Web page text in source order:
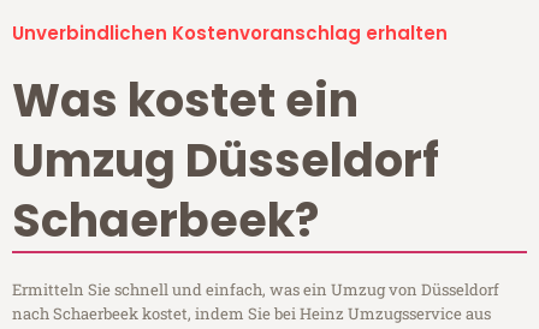
Unverbindlichen Kostenvoranschlag erhalten
Was kostet ein
Umzug Düsseldorf
Schaerbeek?
Ermitteln Sie schnell und einfach, was ein Umzug von Düsseldorf
nach Schaerbeek kostet, indem Sie bei Heinz Umzugsservice aus